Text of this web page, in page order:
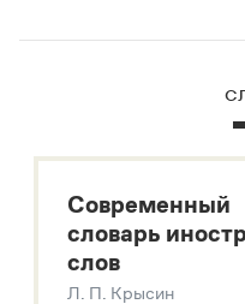
В метасловаре Грамоты
Русский
Большой толковый
Современный словарь
Звук – технология
Современный
словарь
слов
Л. П. Крысин